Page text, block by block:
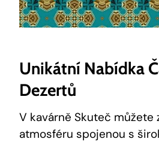
Unikátní Nabídka
Dezertů
V kavárně Skuteč můžete
atmosféru spojenou s